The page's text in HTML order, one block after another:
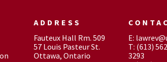
ADDRESS
Fauteux Hall Rm. 509
57 Louis Pasteur St.
Ottawa, Ontario
E:
T: (613)
3293